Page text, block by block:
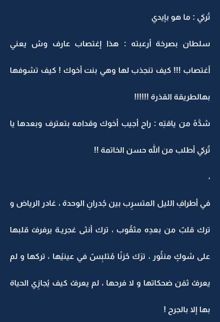
تُركي : ما هو بإيدي
سلطان بصرخة أرعبته : هذا إغتصاب عارف وش يعني
أغتصاب !!! كيف تنجذب لها وهي بنت أخوك ! كيف تشوفها
بهالطريقة القذرة !!!!!!
شدَّهُ من ياقتِه : راح أجيب أخوك وقدامه بتعترف وبعدها يا
تُركي أطلب من الله حسن الخاتمة !!
،
في أطرافِ الليل المتسرِب بين جُدرانِ الوحدة ، غادر الرياض و
ترك قلبٌ من بعدِه مثقُوب ، ترك أنثى غجريـة يرفرفْ قلبها
على شوكٍ منثُور ، ترَك حُزنًا مُتلبِسٌ في عينيْها ، تركها و لم
يعرفُ ثمَن ضحكاتها و لا فرحها ، لم يعرفُ كيف يُجازِي الحياة
بها إلا بالجرح !